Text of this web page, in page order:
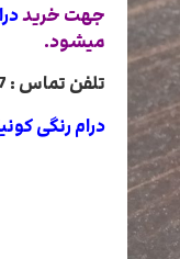
جهت خرید
میشود.
تلفن تماس : 02188349357 , 02188322485 , 02188840764 , 02188820031
درام رنگی کونیکا